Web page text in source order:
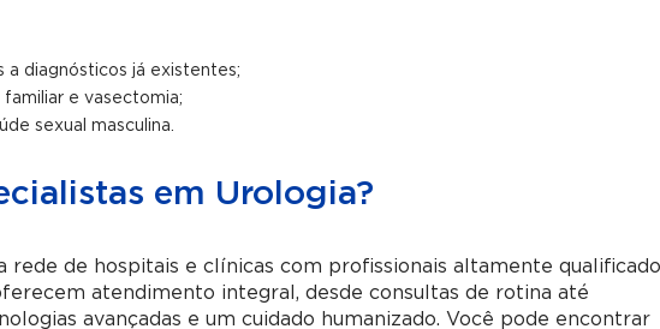
a diagnósticos já existentes;
e vasectomia;
sexual masculina.
em Urologia?
rede de hospitais e clínicas com profissionais altamente
atendimento integral, desde consultas de rotina até
avançadas e um cuidado humanizado. Você pode encontrar